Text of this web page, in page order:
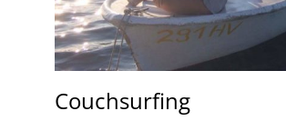
Couchsurfing